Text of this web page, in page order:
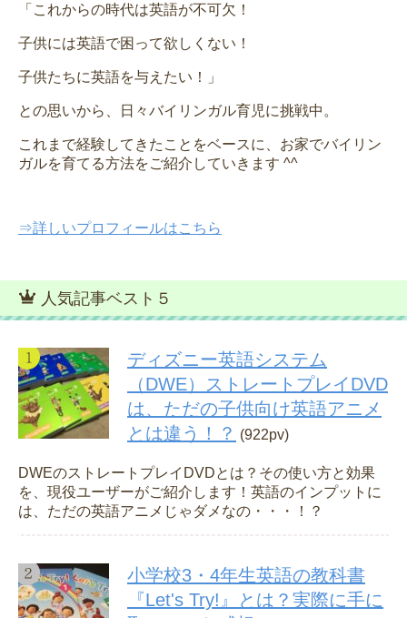
「これからの時代は英語が不可欠！
子供には英語で困って欲しくない！
子供たちに英語を与えたい！」
との思いから、日々バイリンガル育児に挑戦中。
これまで経験してきたことをベースに、お家でバイリン
ガルを育てる方法をご紹介していきます ^^
⇒詳しいプロフィールはこちら
人気記事ベスト５
ディズニー英語システム
（DWE）ストレートプレイDVD
は、ただの子供向け英語アニメ
とは違う！？ (922pv)
DWEのストレートプレイDVDとは？その使い方と効果
を、現役ユーザーがご紹介します！英語のインプットに
は、ただの英語アニメじゃダメなの・・・！？
小学校3・4年生英語の教科書
『Let's Try!』とは？実際に手に